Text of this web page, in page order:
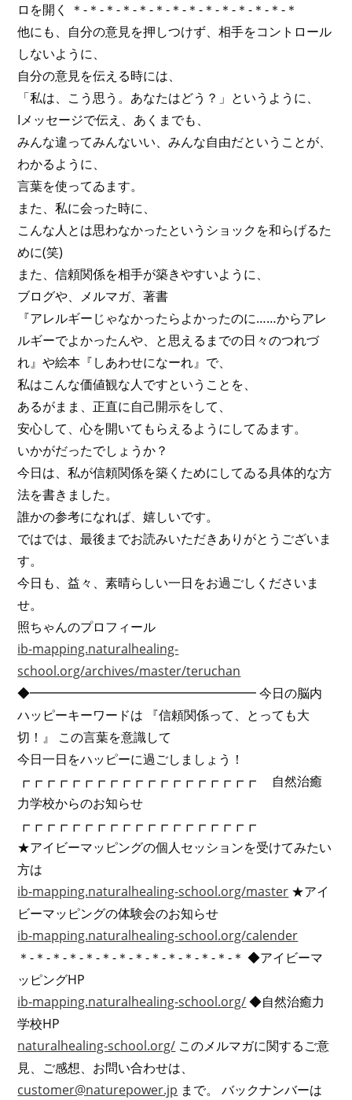
ロを開く ＊-＊-＊-＊-＊-＊-＊-＊-＊-＊-＊-＊-＊-＊
他にも、自分の意見を押しつけず、相手をコントロール
しないように、
自分の意見を伝える時には、
「私は、こう思う。あなたはどう？」というように、
Iメッセージで伝え、あくまでも、
みんな違ってみんないい、みんな自由だということが、
わかるように、
言葉を使ってゐます。
また、私に会った時に、
こんな人とは思わなかったというショックを和らげるた
めに(笑)
また、信頼関係を相手が築きやすいように、
ブログや、メルマガ、著書
『アレルギーじゃなかったらよかったのに……からアレ
ルギーでよかったんや、と思えるまでの日々のつれづ
れ』や絵本『しあわせになーれ』で、
私はこんな価値観な人ですということを、
あるがまま、正直に自己開示をして、
安心して、心を開いてもらえるようにしてゐます。
いかがだったでしょうか？
今日は、私が信頼関係を築くためにしてゐる具体的な方
法を書きました。
誰かの参考になれば、嬉しいです。
ではでは、最後までお読みいただきありがとうございま
す。
今日も、益々、素晴らしい一日をお過ごしくださいま
せ。
照ちゃんのプロフィール
ib-mapping.naturalhealing-
school.org/archives/master/teruchan
◆━━━━━━━━━━━━━━━━━━ 今日の脳内
ハッピーキーワードは 『信頼関係って、とっても大
切！』 この言葉を意識して
今日一日をハッピーに過ごしましょう！
┏┏┏┏┏┏┏┏┏┏┏┏┏┏┏┏┏┏┏ 自然治癒
力学校からのお知らせ
┏┏┏┏┏┏┏┏┏┏┏┏┏┏┏┏┏┏┏
★アイビーマッピングの個人セッションを受けてみたい
方は
ib-mapping.naturalhealing-school.org/master ★アイ
ビーマッピングの体験会のお知らせ
ib-mapping.naturalhealing-school.org/calender
＊-＊-＊-＊-＊-＊-＊-＊-＊-＊-＊-＊-＊-＊ ◆アイビーマ
ッピングHP
ib-mapping.naturalhealing-school.org/◆自然治癒力
学校HP
naturalhealing-school.org/ このメルマガに関するご意
見、ご感想、お問い合わせは、
customer@naturepower.jp まで。 バックナンバーは